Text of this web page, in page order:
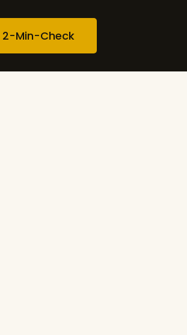
2-Min-Check